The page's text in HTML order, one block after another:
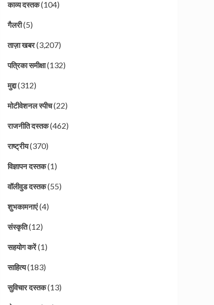
काव्य दस्तक(104)
गैलरी(5)
ताज़ा खबर(3,207)
पत्रिका समीक्षा(132)
मुद्दा(312)
मोटीवेशनल स्पीच(22)
राजनीति दस्तक(462)
राष्ट्रीय(370)
विज्ञापन दस्तक(1)
वॉलीवुड दस्तक(55)
शुभकामनाएं(4)
संस्कृति(12)
सहयोग करें(1)
साहित्य(183)
सुविचार दस्तक(13)